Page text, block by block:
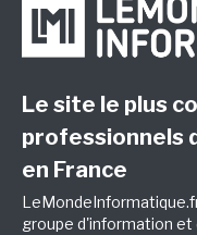
Le site le plus
professionnels
en France
groupe d'information